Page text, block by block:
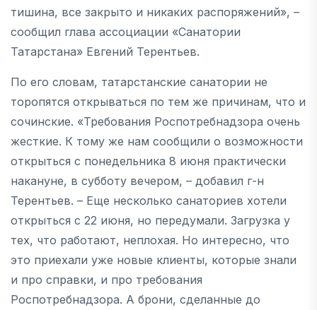
тишина, все закрыто и никаких распоряжений», –
сообщил глава ассоциации «Санатории
Татарстана» Евгений Терентьев.
По его словам, татарстанские санатории не
торопятся открываться по тем же причинам, что и
сочинские. «Требования Роспотребнадзора очень
жесткие. К тому же нам сообщили о возможности
открыться с понедельника 8 июня практически
накануне, в субботу вечером, – добавил г-н
Терентьев. – Еще несколько санаториев хотели
открыться с 22 июня, но передумали. Загрузка у
тех, что работают, неплохая. Но интересно, что
это приехали уже новые клиенты, которые знали
и про справки, и про требования
Роспотребнадзора. А брони, сделанные до